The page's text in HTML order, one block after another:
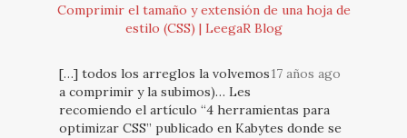
Comprimir el tamaño y extensión de una hoja de
estilo (CSS) | LeegaR Blog
17 años ago
[…] todos los arreglos la volvemos
a comprimir y la subimos)… Les
recomiendo el artículo “4 herramientas para
optimizar CSS” publicado en Kabytes donde se